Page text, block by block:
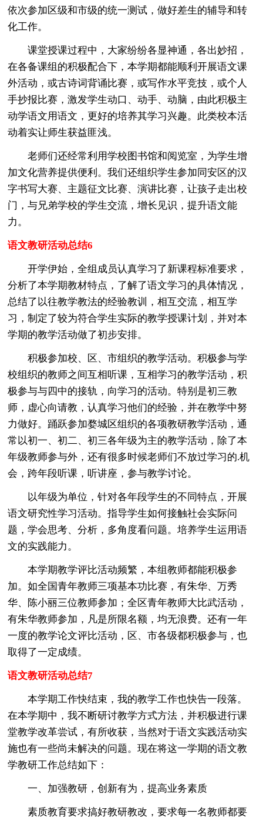
依次参加区级和市级的统一测试，做好差生的辅导和转
化工作。
课堂授课过程中，大家纷纷各显神通，各出妙招，
在各备课组的积极配合下，本学期都能顺利开展语文课
外活动，或古诗词背诵比赛，或写作水平竞技，或个人
手抄报比赛，激发学生动口、动手、动脑，由此积极主
动学语文用语文，更好的培养其学习兴趣。此类校本活
动着实让师生获益匪浅。
老师们还经常利用学校图书馆和阅览室，为学生增
加文化营养提供便利。我们还组织学生参加同安区的汉
字书写大赛、主题征文比赛、演讲比赛，让孩子走出校
门，与兄弟学校的学生交流，增长见识，提升语文能
力。
语文教研活动总结6
开学伊始，全组成员认真学习了新课程标准要求，
分析了本学期教材特点，了解了语文学习的具体情况，
总结了以往教学教法的经验教训，相互交流，相互学
习，制定了较为符合学生实际的教学授课计划，并对本
学期的教学活动做了初步安排。
积极参加校、区、市组织的教学活动。积极参与学
校组织的教师之间互相听课，互相学习的教学活动，积
极参与与四中的接轨，向学习的活动。特别是初三教
师，虚心向请教，认真学习他们的经验，并在教学中努
力做好。踊跃参加婺城区组织的各项教研教学活动，通
常以初一、初二、初三各年级为主的教学活动，除了本
年级教师参与外，还有很多时候老师们不放过学习的.机
会，跨年段听课，听讲座，参与教学讨论。
以年级为单位，针对各年段学生的不同特点，开展
语文研究性学习活动。指导学生如何接触社会实际问
题，学会思考、分析，多角度看问题。培养学生运用语
文的实践能力。
本学期教学评比活动频繁，本组教师都能积极参
加。如全国青年教师三项基本功比赛，有朱华、万秀
华、陈小丽三位教师参加；全区青年教师大比武活动，
有朱华教师参加，凡是所限名额，均无浪费。还有一年
一度的教学论文评比活动，区、市各级都积极参与，也
取得了一定成绩。
语文教研活动总结7
本学期工作快结束，我的教学工作也快告一段落。
在本学期中，我不断研讨教学方式方法，并积极进行课
堂教学改革尝试，有所收获，当然对于语文实践活动实
施也有一些尚未解决的问题。现在将这一学期的语文教
学教研工作总结如下：
一、加强教研，创新有为，提高业务素质
素质教育要求搞好教研教改，要求每一名教师都要